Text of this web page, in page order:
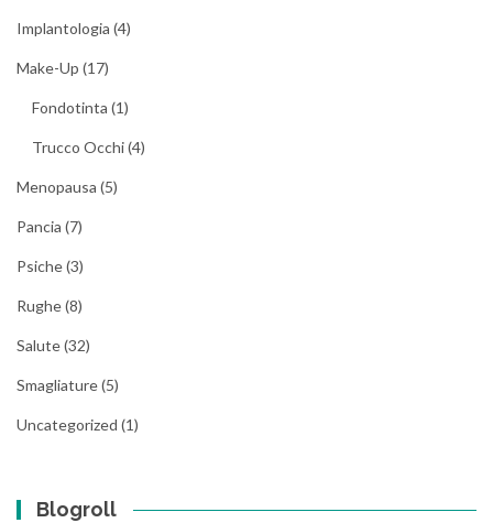
Implantologia (4)
Make-Up (17)
Fondotinta (1)
Trucco Occhi(4)
Menopausa (5)
Pancia (7)
Psiche(3)
Rughe(8)
Salute(32)
Smagliature(5)
Uncategorized (1)
Blogroll